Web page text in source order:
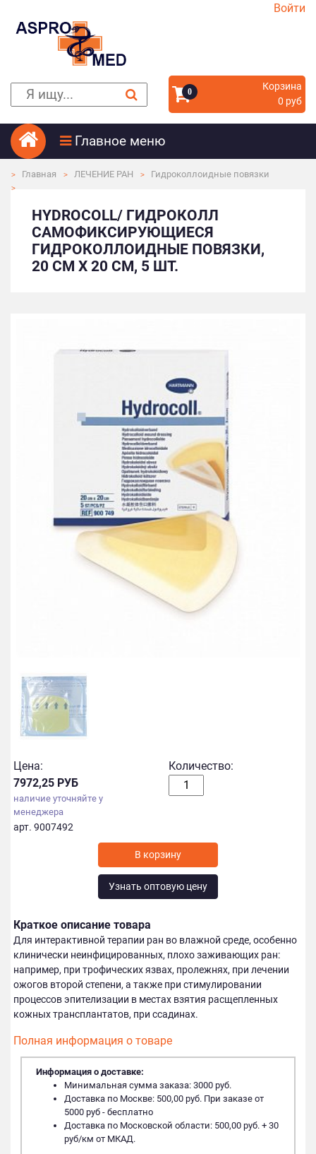
Войти
0
Корзина
0 руб
Главное меню
Главная ЛЕЧЕНИЕ РАН Гидроколлоидные повязки
HYDROCOLL/ ГИДРОКОЛЛ
САМОФИКСИРУЮЩИЕСЯ
ГИДРОКОЛЛОИДНЫЕ ПОВЯЗКИ,
20 СМ Х 20 СМ, 5 ШТ.
Цена:
7972,25 РУБ
наличие уточняйте у
менеджера
арт. 9007492
Количество:
Узнать оптовую цену
Краткое описание товара
Для интерактивной терапии ран во влажной среде, особенно
клинически неинфицированных, плохо заживающих ран:
например, при трофических язвах, пролежнях, при лечении
ожогов второй степени, а также при стимулировании
процессов эпителизации в местах взятия расщепленных
кожных трансплантатов, при ссадинах.
Полная информация о товаре
Информация о доставке:
Минимальная сумма заказа: 3000 руб.
Доставка по Москве: 500,00 руб. При заказе от
5000 руб - бесплатно
Доставка по Московской области: 500,00 руб. + 30
руб/км от МКАД.